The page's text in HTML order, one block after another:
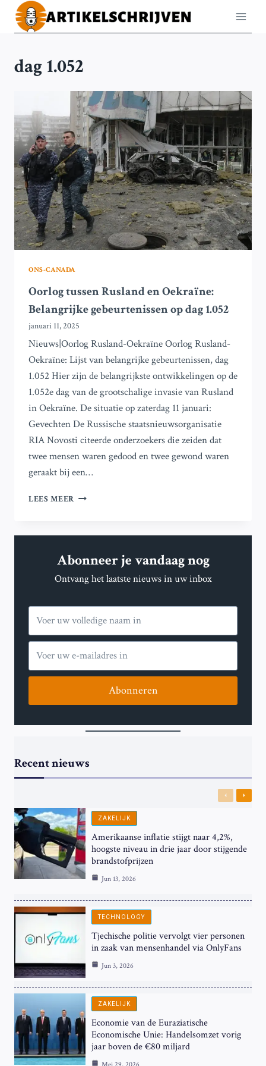
Doorgaan
naar
dag 1.052
ONS-CANADA
Oorlog tussen Rusland en Oekraïne:
Belangrijke gebeurtenissen op dag 1.052
januari 11, 2025
Nieuws|Oorlog Rusland-Oekraïne Oorlog Rusland-
Oekraïne: Lijst van belangrijke gebeurtenissen, dag
1.052 Hier zijn de belangrijkste ontwikkelingen op de
1.052e dag van de grootschalige invasie van Rusland
in Oekraïne. De situatie op zaterdag 11 januari:
Gevechten De Russische staatsnieuwsorganisatie
RIA Novosti citeerde onderzoekers die zeiden dat
twee mensen waren gedood en twee gewond waren
geraakt bij een…
LEES MEER OORLOG
EN
BELANGRIJKE
GEBEURTENISSEN
OP
1.052
Abonneer je vandaag nog
Ontvang het laatste nieuws in uw inbox
Abonneren
Recent nieuws
Previous
Next
ZAKELIJK
Amerikaanse inflatie stijgt naar 4,2%,
hoogste niveau in drie jaar door stijgende
brandstofprijzen
Jun 13, 2026
TECHNOLOGY
Tjechische politie vervolgt vier personen
in zaak van mensenhandel via OnlyFans
Jun 3, 2026
ZAKELIJK
Economie van de Euraziatische
Economische Unie: Handelsomzet vorig
jaar boven de €80 miljard